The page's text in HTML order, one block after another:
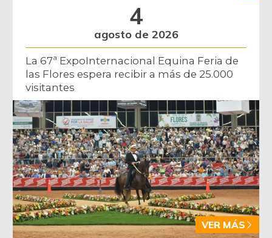
4
agosto de 2026
La 67ª ExpoInternacional Equina Feria de
las Flores espera recibir a más de 25.000
visitantes
VER MÁS